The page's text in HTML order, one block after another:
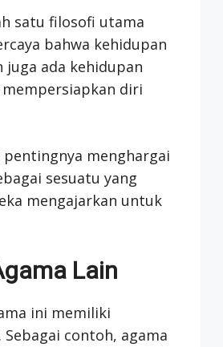
satu filosofi utama
bahwa kehidupan
ada kehidupan
diri
menghargai
sesuatu yang
mengajarkan untuk
Lain
ini memiliki
contoh, agama